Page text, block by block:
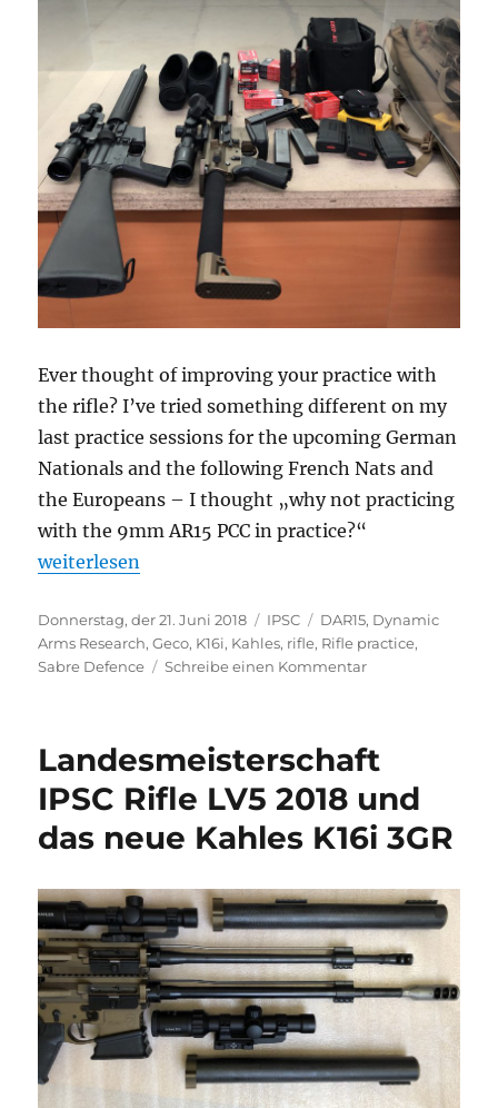
Ever thought of improving your practice with
the rifle? I’ve tried something different on my
last practice sessions for the upcoming German
Nationals and the following French Nats and
the Europeans – I thought „why not practicing
with the 9mm AR15 PCC in practice?“
„How to intensify Rifle practice?“
weiterlesen
Veröffentlicht
am
Donnerstag, der 21. Juni 2018 Kategorien
IPSC Schlagwörter
DAR15, Dynamic
Arms Research,Geco, K16i, Kahles, rifle, Rifle practice,
Sabre Defence
Schreibe einen Kommentarzu
Rifle
practice?
Landesmeisterschaft
IPSC Rifle LV5 2018 und
das neue Kahles K16i 3GR